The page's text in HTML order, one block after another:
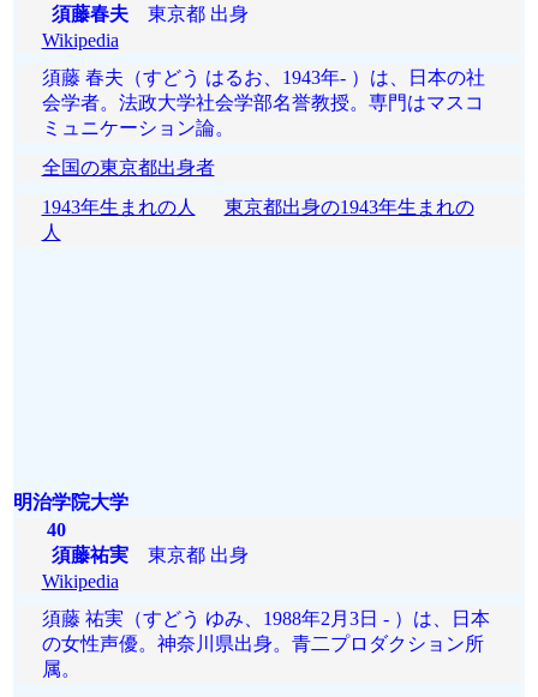
須藤春夫東京都 出身
Wikipedia
須藤 春夫（すどう はるお、1943年- ）は、日本の社
会学者。法政大学社会学部名誉教授。専門はマスコ
ミュニケーション論。
全国の東京都出身者
1943年生まれの人
東京都出身の1943年生まれの
人
明治学院大学
40
須藤祐実東京都 出身
Wikipedia
須藤 祐実（すどう ゆみ、1988年2月3日 - ）は、日本
の女性声優。神奈川県出身。青二プロダクション所
属。